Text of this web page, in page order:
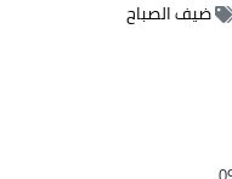
ضيف الصباح